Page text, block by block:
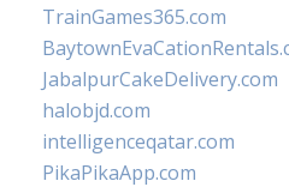
TrainGames365.com
JabalpurCakeDelivery.com
halobjd.com
intelligenceqatar.com
PikaPikaApp.com